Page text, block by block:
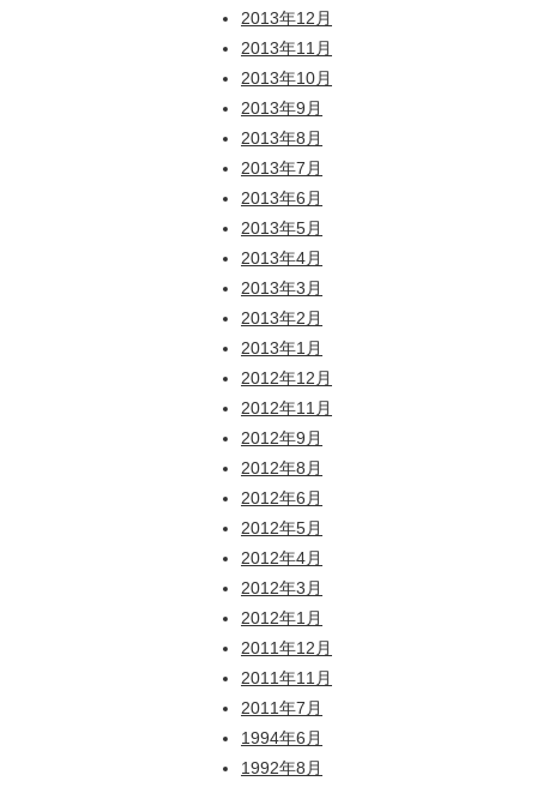
2013年12月
2013年11月
2013年10月
2013年9月
2013年8月
2013年7月
2013年6月
2013年5月
2013年4月
2013年3月
2013年2月
2013年1月
2012年12月
2012年11月
2012年9月
2012年8月
2012年6月
2012年5月
2012年4月
2012年3月
2012年1月
2011年12月
2011年11月
2011年7月
1994年6月
1992年8月